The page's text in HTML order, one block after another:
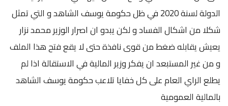
الدولة لسنة 2020 في ظل حكومة يوسف الشاهد و التي تمثل
شكلا من اشكال الفساد و لكن يبدو ان اصرار الوزير محمد نزار
يعيش يقابله ضغط من قوى نافذة حتى لا يقع فتح هذا الملف
و من غير المستبعد ان يفكر وزير المالية في الاستقالة اذا لم
يطلع الراي العام على كل خفايا تلاعب حكومة يوسف الشاهد
بالمالية العمومية